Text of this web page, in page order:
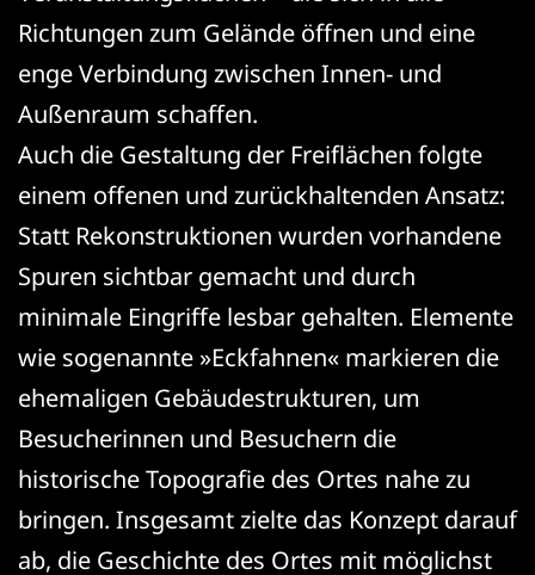
Richtungen zum Gelände öffnen und eine
enge Verbindung zwischen Innen- und
Außenraum schaffen.
Auch die Gestaltung der Freiflächen folgte
einem offenen und zurückhaltenden Ansatz:
Statt Rekonstruktionen wurden vorhandene
Spuren sichtbar gemacht und durch
minimale Eingriffe lesbar gehalten. Elemente
wie sogenannte »Eckfahnen« markieren die
ehemaligen Gebäudestrukturen, um
Besucherinnen und Besuchern die
historische Topografie des Ortes nahe zu
bringen. Insgesamt zielte das Konzept darauf
ab, die Geschichte des Ortes mit möglichst